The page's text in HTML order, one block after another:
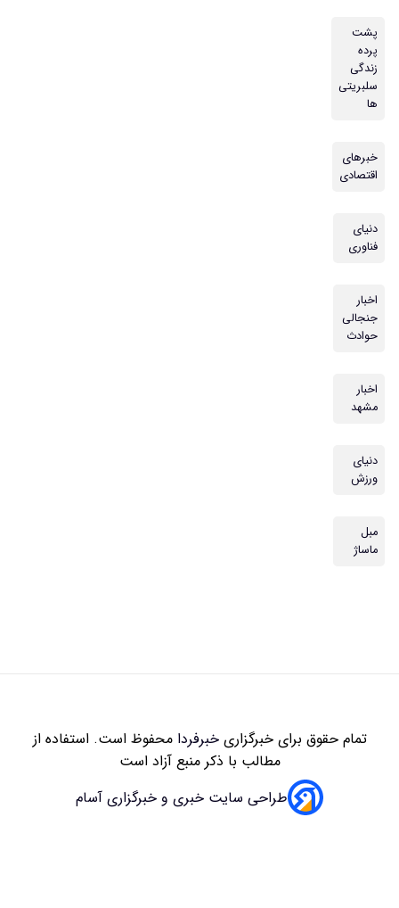
پشت
پرده
زندگی
سلبریتی
ها
خبرهای
اقتصادی
دنیای
فناوری
اخبار
جنجالی
حوادث
اخبار
مشهد
دنیای
ورزش
مبل
ماساژ
تمام حقوق برای خبرگزاریخبرفردامحفوظ است. استفاده از
مطالب با ذکر منبع آزاد است
طراحی سایت خبری و خبرگزاری آسام